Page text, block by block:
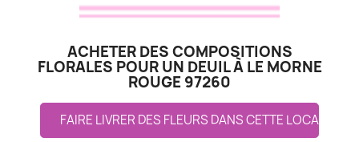
ACHETER DES COMPOSITIONS
FLORALES POUR UN DEUIL À LE MORNE
ROUGE 97260
FAIRE LIVRER DES FLEURS DANS CETTE LOCALITE